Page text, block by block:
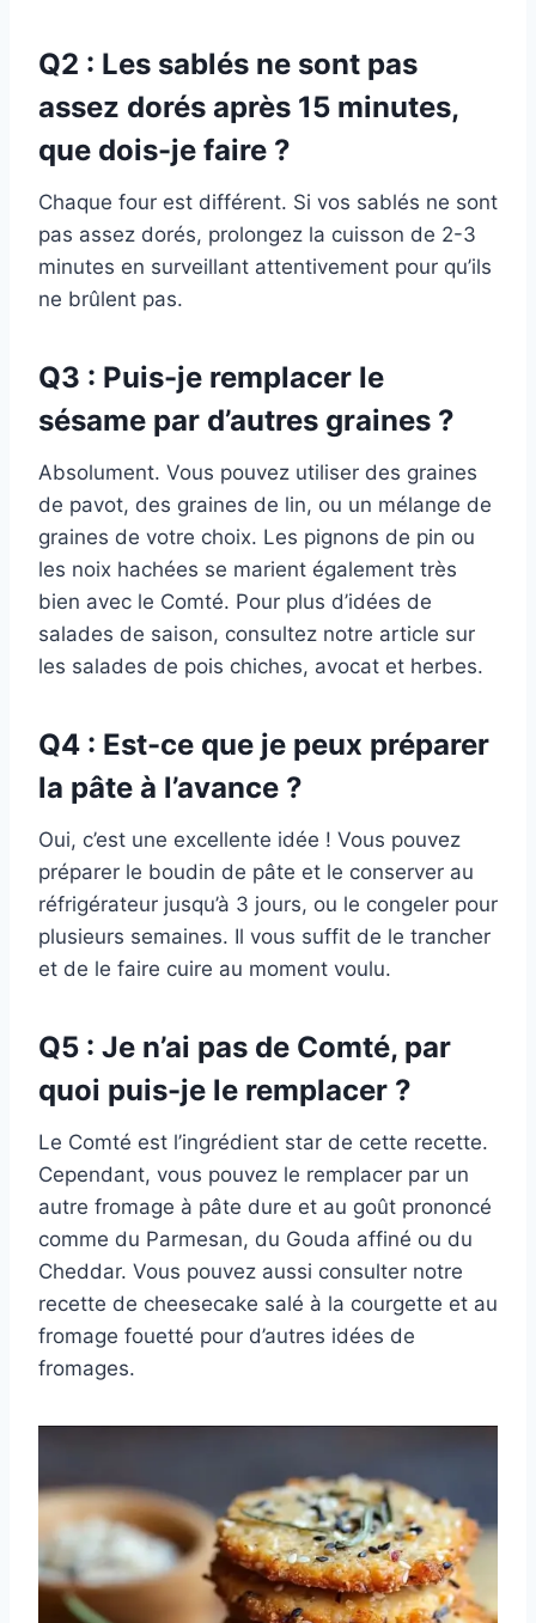
Q2 : Les sablés ne sont pas
assez dorés après 15 minutes,
que dois-je faire ?
Chaque four est différent. Si vos sablés ne sont
pas assez dorés, prolongez la cuisson de 2-3
minutes en surveillant attentivement pour qu’ils
ne brûlent pas.
Q3 : Puis-je remplacer le
sésame par d’autres graines ?
Absolument. Vous pouvez utiliser des graines
de pavot, des graines de lin, ou un mélange de
graines de votre choix. Les pignons de pin ou
les noix hachées se marient également très
bien avec le Comté. Pour plus d’idées de
salades de saison, consultez notre article sur
les salades de pois chiches, avocat et herbes.
Q4 : Est-ce que je peux préparer
la pâte à l’avance ?
Oui, c’est une excellente idée ! Vous pouvez
préparer le boudin de pâte et le conserver au
réfrigérateur jusqu’à 3 jours, ou le congeler pour
plusieurs semaines. Il vous suffit de le trancher
et de le faire cuire au moment voulu.
Q5 : Je n’ai pas de Comté, par
quoi puis-je le remplacer ?
Le Comté est l’ingrédient star de cette recette.
Cependant, vous pouvez le remplacer par un
autre fromage à pâte dure et au goût prononcé
comme du Parmesan, du Gouda affiné ou du
Cheddar. Vous pouvez aussi consulter notre
recette de cheesecake salé à la courgette et au
fromage fouetté pour d’autres idées de
fromages.